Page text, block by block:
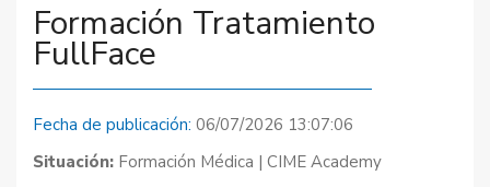
Formación Tratamiento
FullFace
Fecha de publicación: 06/07/2026 13:07:06
Situación: Formación Médica | CIME Academy